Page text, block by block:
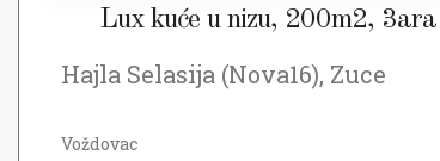
Lux kuće u nizu, 200m2, 3ara
Hajla Selasija (Nova16), Zuce
Voždovac